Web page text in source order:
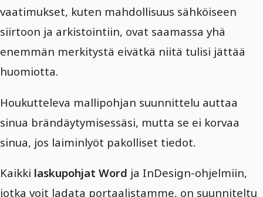
vaatimukset, kuten mahdollisuus sähköiseen
siirtoon ja arkistointiin, ovat saamassa yhä
enemmän merkitystä eivätkä niitä tulisi jättää
huomiotta.
Houkutteleva mallipohjan suunnittelu auttaa
sinua brändäytymisessäsi, mutta se ei korvaa
sinua, jos laiminlyöt pakolliset tiedot.
Kaikki laskupohjat Word ja InDesign-ohjelmiin,
jotka voit ladata portaalistamme, on suunniteltu